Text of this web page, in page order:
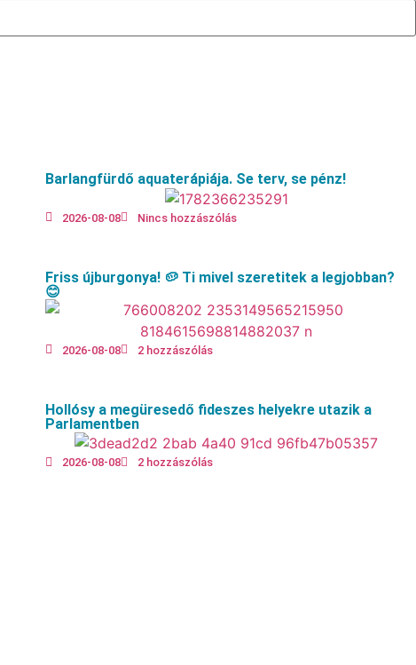
Barlangfürdő aquaterápiája. Se terv, se pénz!
2026-08-08 Nincs hozzászólás
Friss újburgonya! 🥔 Ti mivel szeretitek a legjobban?
😊
2026-08-08 2 hozzászólás
Hollósy a megüresedő fideszes helyekre utazik a
Parlamentben
2026-08-08 2 hozzászólás